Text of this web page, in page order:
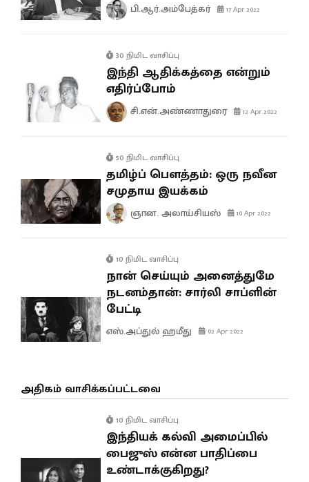
பி.ஆர்.அம்பேத்கர் 17 Apr 2022
30 நிமிட வாசிப்பு
இந்தி ஆதிக்கத்தை என்றும்
எதிர்ப்போம்
சி.என்.அண்ணாதுரை 12 Apr 2022
50 நிமிட வாசிப்பு
தமிழ்ப் பௌத்தம்: ஒரு நவீன
சமுதாய இயக்கம்
ஞான. அலாய்சியஸ் 10 Apr 2022
10 நிமிட வாசிப்பு
நான் செய்யும் அனைத்துமே
நடனம்தான்: சார்லி சாப்ளின்
பேட்டி
எஸ்.அப்துல் ஹமீது 02 Apr 2022
அதிகம் வாசிக்கப்பட்டவை
10 நிமிட வாசிப்பு
இந்தியக் கல்வி அமைப்பில்
பைஜுஸ் என்ன பாதிப்பை
உண்டாக்குகிறது?